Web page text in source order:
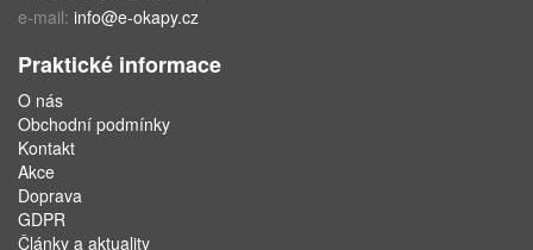
e-mail: info@e-okapy.cz
Praktické informace
O nás
Obchodní podmínky
Kontakt
Akce
Doprava
GDPR
Články a aktuality